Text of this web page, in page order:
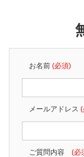
お名前 (必須)
メールアドレス (
ご質問内容 (必